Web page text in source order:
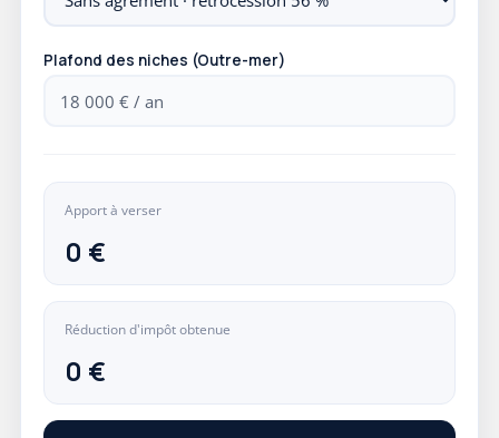
Plafond des niches (Outre-mer)
Apport à verser
0 €
Réduction d'impôt obtenue
0 €